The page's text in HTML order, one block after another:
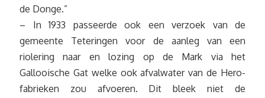
de Donge.”
– In 1933 passeerde ook een verzoek van de
gemeente Teteringen voor de aanleg van een
riolering naar en lozing op de Mark via het
Gallooische Gat welke ook afvalwater van de Hero-
fabrieken zou afvoeren. Dit bleek niet de